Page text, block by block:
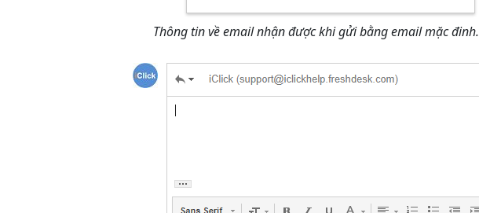
Thông tin về email nhận được khi gửi bằng email mặc đinh.